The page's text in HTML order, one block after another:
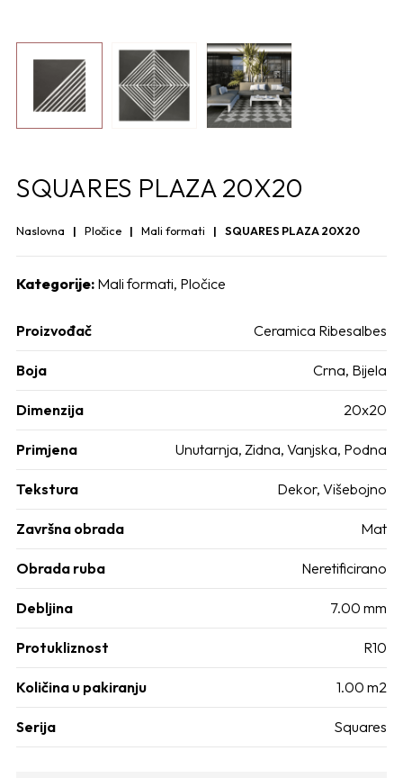
SQUARES PLAZA 20X20
Naslovna Pločice Mali formati SQUARES PLAZA 20X20
Kategorije: Mali formati, Pločice
Proizvođač Ceramica Ribesalbes
Boja Crna, Bijela
Dimenzija 20x20
Primjena Unutarnja, Zidna, Vanjska, Podna
Tekstura Dekor, Višebojno
Završna obrada Mat
Obrada ruba Neretificirano
Debljina 7.00 mm
Protukliznost R10
Količina u pakiranju 1.00 m2
Serija Squares